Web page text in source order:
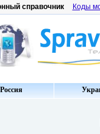
справочник Коды
Россия